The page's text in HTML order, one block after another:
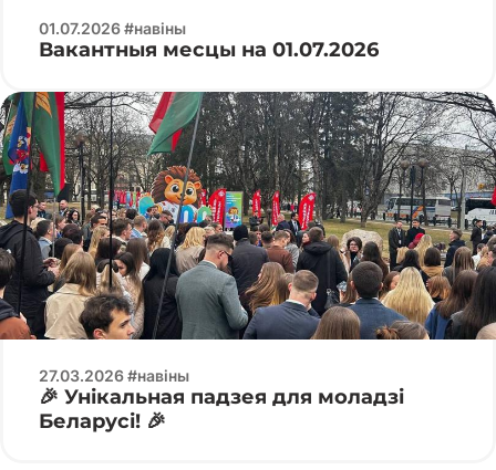
01.07.2026 #навіны
Вакантныя месцы на 01.07.2026
27.03.2026 #навіны
🎉 Унікальная падзея для моладзі
Беларусі! 🎉